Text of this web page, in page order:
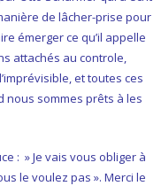
de lâcher-prise pour
émerger ce qu’il appelle
attachés au controle,
et toutes ces
sommes prêts à les
: » Je vais vous obliger à
le voulez pas ». Merci le